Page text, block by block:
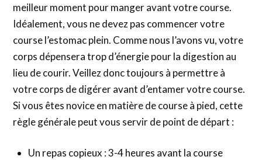
meilleur moment pour manger avant votre course.
Idéalement, vous ne devez pas commencer votre
course l’estomac plein. Comme nous l’avons vu, votre
corps dépensera trop d’énergie pour la digestion au
lieu de courir. Veillez donc toujours à permettre à
votre corps de digérer avant d’entamer votre course.
Si vous êtes novice en matière de course à pied, cette
règle générale peut vous servir de point de départ :
Un repas copieux : 3-4 heures avant la course